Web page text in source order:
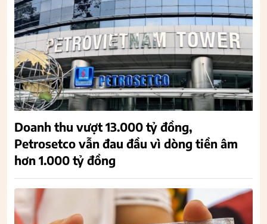
Doanh thu vượt 13.000 tỷ đồng,
Petrosetco vẫn đau đầu vì dòng tiền âm
hơn 1.000 tỷ đồng